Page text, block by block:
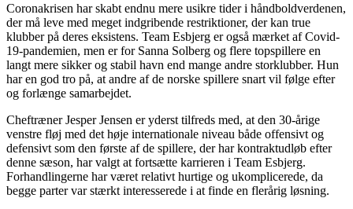
Coronakrisen har skabt endnu mere usikre tider i håndboldverdenen,
der må leve med meget indgribende restriktioner, der kan true
klubber på deres eksistens. Team Esbjerg er også mærket af Covid-
19-pandemien, men er for Sanna Solberg og flere topspillere en
langt mere sikker og stabil havn end mange andre storklubber. Hun
har en god tro på, at andre af de norske spillere snart vil følge efter
og forlænge samarbejdet.
Cheftræner Jesper Jensen er yderst tilfreds med, at den 30-årige
venstre fløj med det høje internationale niveau både offensivt og
defensivt som den første af de spillere, der har kontraktudløb efter
denne sæson, har valgt at fortsætte karrieren i Team Esbjerg.
Forhandlingerne har været relativt hurtige og ukomplicerede, da
begge parter var stærkt interesserede i at finde en flerårig løsning.